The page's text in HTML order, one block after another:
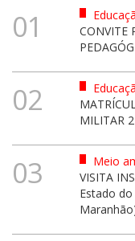
01
CONVITE
02
MILITAR
03
Meio
VISITA
Estado